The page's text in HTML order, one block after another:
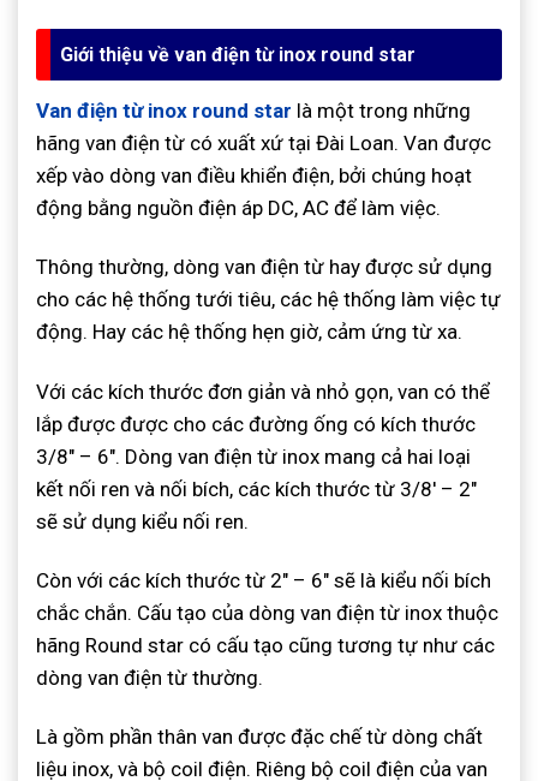
Giới thiệu về van điện từ inox round star
Van điện từ inox round star là một trong những
hãng van điện từ có xuất xứ tại Đài Loan. Van được
xếp vào dòng van điều khiển điện, bởi chúng hoạt
động bằng nguồn điện áp DC, AC để làm việc.
Thông thường, dòng van điện từ hay được sử dụng
cho các hệ thống tưới tiêu, các hệ thống làm việc tự
động. Hay các hệ thống hẹn giờ, cảm ứng từ xa.
Với các kích thước đơn giản và nhỏ gọn, van có thể
lắp được được cho các đường ống có kích thước
3/8″ – 6″. Dòng van điện từ inox mang cả hai loại
kết nối ren và nối bích, các kích thước từ 3/8′ – 2″
sẽ sử dụng kiểu nối ren.
Còn với các kích thước từ 2″ – 6″ sẽ là kiểu nối bích
chắc chắn. Cấu tạo của dòng van điện từ inox thuộc
hãng Round star có cấu tạo cũng tương tự như các
dòng van điện từ thường.
Là gồm phần thân van được đặc chế từ dòng chất
liệu inox, và bộ coil điện. Riêng bộ coil điện của van